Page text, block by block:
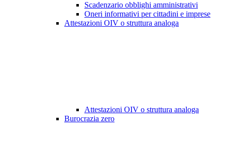
Scadenzario obblighi amministrativi
Oneri informativi per cittadini e imprese
Attestazioni OIV o struttura analoga
Attestazioni OIV o struttura analoga
Burocrazia zero